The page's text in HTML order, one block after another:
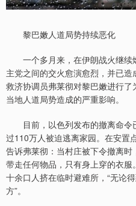
黎巴嫩人道局势持续恶化
一个多月来，在伊朗战火继续
主党之间的交火愈演愈烈，并已
救济协调员弗莱彻对黎巴嫩进行
当地人道局势造成的严重影响。
目前，以色列发布的撤离命令
过110万人被迫逃离家园。在安置
告诉弗莱彻：当村庄被下令撤离
带走任何物品，只有身上穿的衣
十余口人挤在临时避难所，“无论
方”。